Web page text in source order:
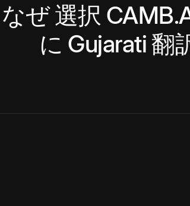
なぜ選択
に Gujarati 翻